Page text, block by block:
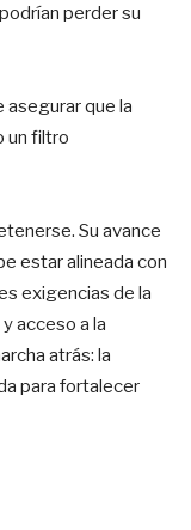
perder su
asegurar que la
un filtro
Su avance
estar alineada con
exigencias de la
acceso a la
atrás: la
para fortalecer